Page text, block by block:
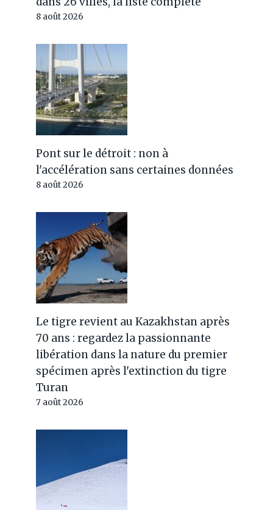
8 août 2026
Pont sur le détroit : non à
l'accélération sans certaines données
8 août 2026
Le tigre revient au Kazakhstan après
70 ans : regardez la passionnante
libération dans la nature du premier
spécimen après l'extinction du tigre
Turan
7 août 2026